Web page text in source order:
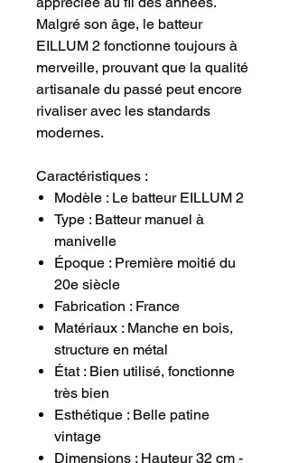
Malgré son âge, le batteur
EILLUM 2 fonctionne toujours à
merveille, prouvant que la qualité
artisanale du passé peut encore
rivaliser avec les standards
modernes.
Caractéristiques :
Modèle : Le batteur EILLUM 2
Type : Batteur manuel à
manivelle
Époque : Première moitié du
20e siècle
Fabrication : France
Matériaux : Manche en bois,
structure en métal
État : Bien utilisé, fonctionne
très bien
Esthétique : Belle patine
vintage
Dimensions : Hauteur 32 cm -